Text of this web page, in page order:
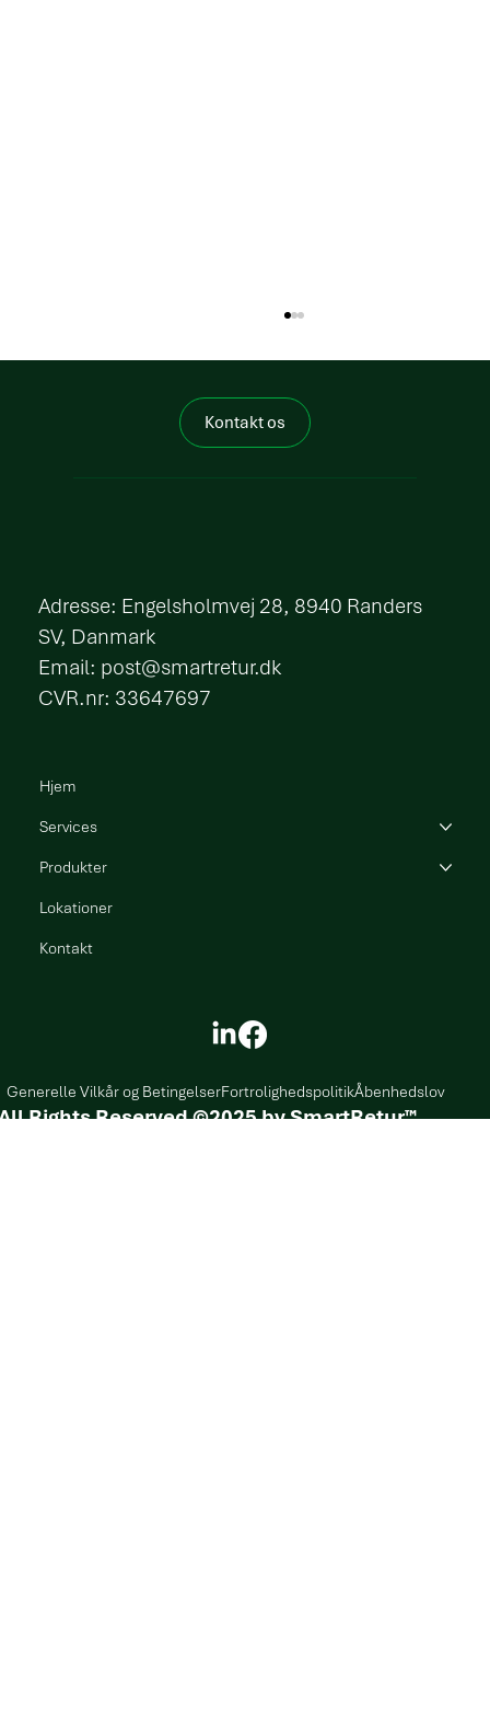
Kontakt os
​Adresse: Engelsholmvej 28, 8940 Randers
SV, Danmark
Email: post@smartretur.dk
CVR.nr: 33647697
Hjem
Services
Produkter
Lokationer
Kontakt
Generelle Vilkår og BetingelserFortrolighedspolitikÅbenhedslov
Rights Reserved ©2025 by SmartRetur™